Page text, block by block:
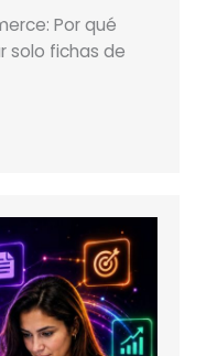
Por qué
solo fichas de